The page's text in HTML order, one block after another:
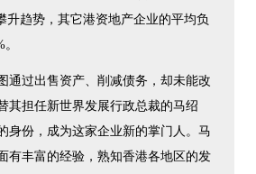
升趋势，其它港资地产企业的平均负
通过出售资产、削减债务，却未能改
其担任新世界发展行政总裁的马绍
身份，成为这家企业新的掌门人。马
有丰富的经验，熟知香港各地区的发